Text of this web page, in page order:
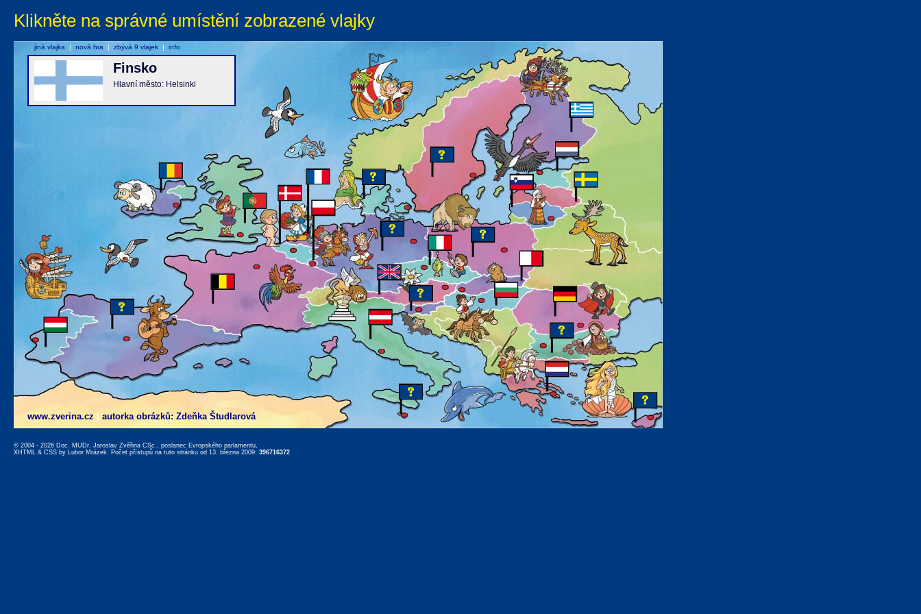
Klikněte na správné umístění zobrazené vlajky
www.zverina.cz autorka obrázků: Zdeňka Študlarová
Finsko
Hlavní město: Helsinki
jiná vlajka | nová hra | zbývá 9 vlajek | info
© 2004 - 2026 Doc. MUDr. Jaroslav Zvěřina CSc., poslanec Evropského parlamentu,
XHTML & CSS by Lubor Mrázek. Počet přístupů na tuto stránku od 13. března 2009: 396716372